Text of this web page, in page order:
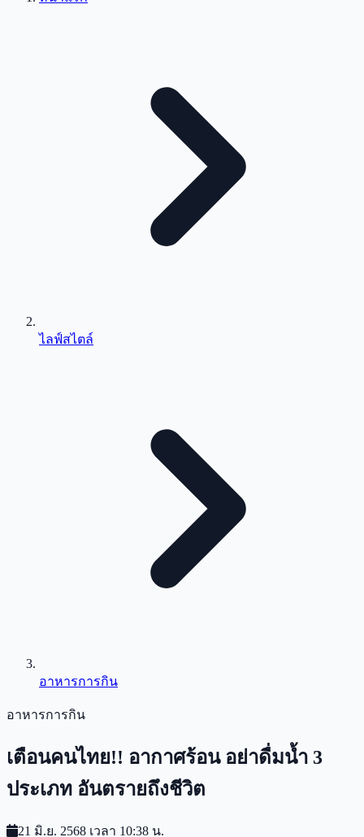
ไลฟ์สไตล์
อาหารการกิน
อาหารการกิน
เตือนคนไทย!! อากาศร้อน อย่าดื่มน้ำ 3
ประเภท อันตรายถึงชีวิต
21 มิ.ย. 2568 เวลา 10:38 น.